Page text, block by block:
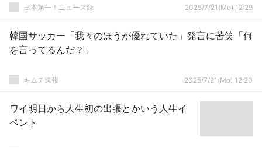
日本第一！ニュース録 2025/7/21(Mo) 12:29
韓国サッカー「我々のほうが優れていた」発言に苦笑「何
を言ってるんだ？」
キムチ速報 2025/7/21(Mo) 12:20
ワイ明日から人生初の出張とかいう人生イ
ベント